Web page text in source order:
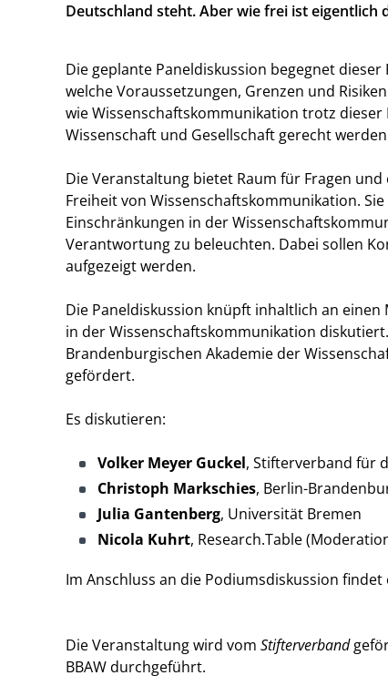
Deutschland steht. Aber wie frei ist eigentlich
Die geplante Paneldiskussion begegnet
welche Voraussetzungen, Grenzen und
wie Wissenschaftskommunikation trotz
Wissenschaft und Gesellschaft gerecht
Die Veranstaltung bietet Raum für Fragen
Freiheit von Wissenschaftskommunikation.
Einschränkungen in der
Verantwortung zu beleuchten. Dabei sollen
aufgezeigt werden.
Die Paneldiskussion knüpft inhaltlich an
in der Wissenschaftskommunikation
Brandenburgischen Akademie der
gefördert.
Es diskutieren:
Volker Meyer Guckel, Stifterverband für
Christoph Markschies, Berlin-
Julia Gantenberg, Universität Bremen
Nicola Kuhrt, Research.Table
Im Anschluss an die Podiumsdiskussion
Die Veranstaltung wird vom Stifterverband
BBAW durchgeführt.